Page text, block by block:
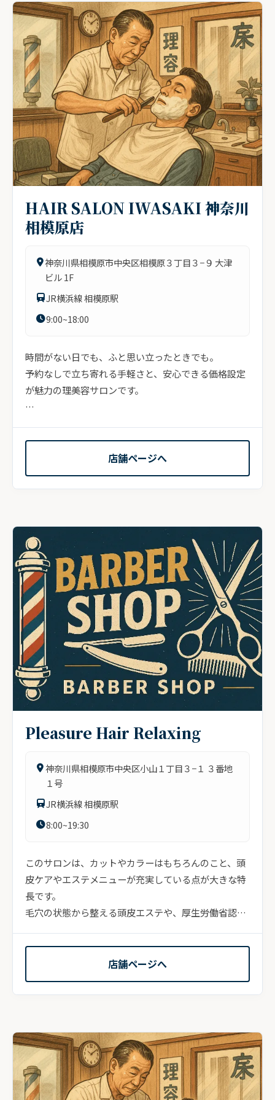
HAIR SALON IWASAKI 神奈川
相模原店
神奈川県相模原市中央区相模原３丁目３−９ 大津
ビル 1F
JR横浜線 相模原駅
9:00~18:00
時間がない日でも、ふと思い立ったときでも。
予約なしで立ち寄れる手軽さと、安心できる価格設定
が魅力の理美容サロンです。
そんな想いのもと、過度な装飾や無駄...
店舗ページへ
Pleasure Hair Relaxing
神奈川県相模原市中央区小山１丁目３−１ ３番地
１号
JR横浜線 相模原駅
8:00~19:30
このサロンは、カットやカラーはもちろんのこと、頭
皮ケアやエステメニューが充実している点が大きな特
長です。
毛穴の状態から整える頭皮エステや、厚生労働省認可
店舗ページへ